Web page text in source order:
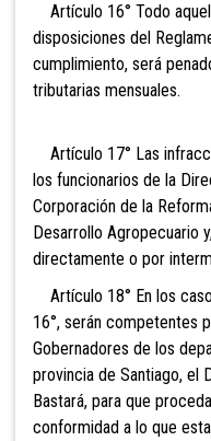
Artículo 16° Todo
disposiciones del
cumplimiento, será
tributarias mensuales.
Artículo 17° Las
los funcionarios de la
Corporación de la
Desarrollo Agropecuario
directamente o por
Artículo 18° En los
16°, serán competentes
Gobernadores de los
provincia de Santiago, el
Bastará, para que
conformidad a lo que